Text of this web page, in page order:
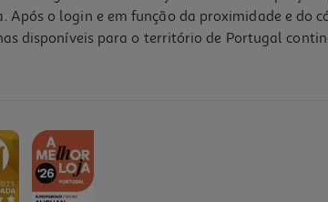
o login e em função da proximidade e do
disponíveis para o território de Portugal